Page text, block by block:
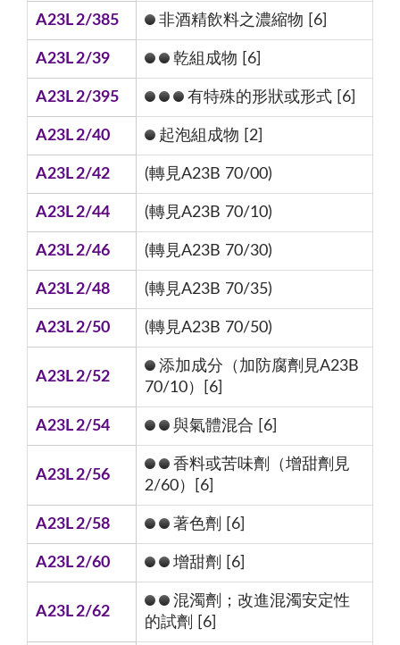
A23L 2/385 非酒精飲料之濃縮物 [6]
A23L 2/39 乾組成物 [6]
A23L 2/395 有特殊的形狀或形式 [6]
A23L 2/40 起泡組成物 [2]
A23L 2/42 (轉見A23B 70/00)
A23L 2/44 (轉見A23B 70/10)
A23L 2/46 (轉見A23B 70/30)
A23L 2/48 (轉見A23B 70/35)
A23L 2/50 (轉見A23B 70/50)
A23L 2/52
添加成分（加防腐劑見A23B
70/10）[6]
A23L 2/54 與氣體混合 [6]
A23L 2/56
香料或苦味劑（增甜劑見
2/60）[6]
A23L 2/58 著色劑 [6]
A23L 2/60 增甜劑 [6]
A23L 2/62
混濁劑；改進混濁安定性
的試劑 [6]